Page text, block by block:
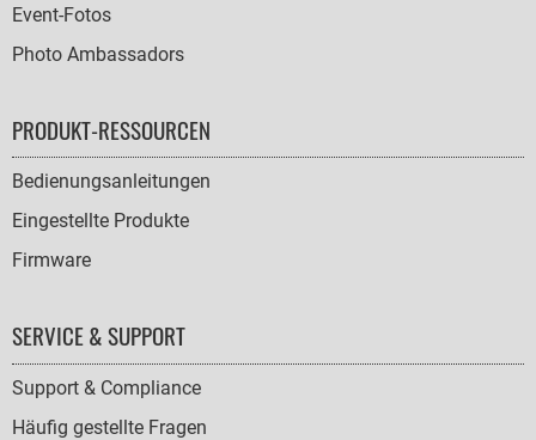
Event-Fotos
Photo Ambassadors
PRODUKT-RESSOURCEN
Bedienungsanleitungen
Eingestellte Produkte
Firmware
SERVICE & SUPPORT
Support & Compliance
Häufig gestellte Fragen